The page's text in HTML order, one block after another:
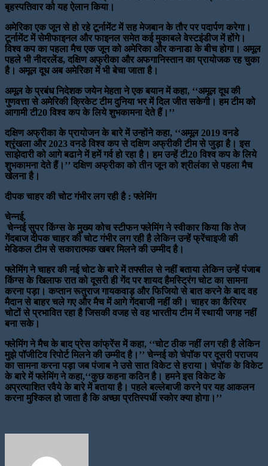
बृहस्पतिवार को यह ऐलान किया।
अमेरिका एक जून से हो रहे टूर्नामेंट में सह मेजबान के तौर पर पदार्पण करेगा।
टूर्नामेंट में सेमीफाइनल और फाइनल समेत कई मुकाबले वेस्टइंडीज में होंगे।
विश्व कप का पहला मैच एक जून को अमेरिका और कनाडा के बीच होगा। अमूल
पहले भी नीदरलेंड, दक्षिण अफ्रीका और अफगानिस्तान का प्रायोजक रह चुका
है। अमूल दूध अब अमेरिका में भी बेचा जाता है।
अमूल के प्रबंध निदेशक जयेन मेहता ने एक बयान में कहा, ‘‘अमूल दूध की
गुणवत्ता से अमेरिकी क्रिकेट टीम दुनिया भर में दिल जीत सकेगी। हम टीम को
आगामी टी20 विश्व कप के लिये शुभकामना देते हैं।’’
दक्षिण अफ्रीका के प्रायोजन के बारे में उन्होंने कहा, ‘‘अमूल 2019 वनडे
श्रृंखला और 2023 वनडे विश्व कप से दक्षिण अफ्रीकी टीम से जुड़ा है। इस
साझेदारी को आगे बढाने में हमें गर्व हो रहा है। हम उन्हें टी20 विश्व कप के लिये
शुभकामना देते हैं।’’ दक्षिण अफ्रीका को तीन जून को श्रीलंका से पहला मैच
खेलना है।
दीपक चाहर की चोट गंभीर लग रही है : फ्लेमिंग
चेन्नई,
चेन्नई सुपर किंग्स के मुख्य कोच स्टीफन फ्लेमिंग ने स्वीकार किया कि तेज
गेंदबाज दीपक चाहर की चोट गंभीर लग रही है लेकिन उन्हें फ्रेंचाइजी की
मेडिकल टीम से सकारात्मक खबर मिलने की उम्मीद है।
फ्लेमिंग ने चाहर की नई चोट के बारे में तफ्सील से नहीं बताया लेकिन उन्हें पंजाब
किंग्स के खिलाफ रात को दूसरी ही गेंद पर शायद हैमस्ट्रिंग चोट का सामना
करना पड़ा। कप्तान रूतुराज गायकवाड़ और फिजियो से बात करने के बाद वह
मैदान से बाहर चले गए और मैच में आगे गेंदबाजी नहीं की। चाहर का कैरियर
चोटों से प्रभावित रहा है जिसकी वजह से वह भारतीय टीम में स्थायी जगह नहीं
बना सके।
फ्लेमिंग ने मैच के बाद प्रेस कांफ्रेंस में कहा, ‘‘चोट ठीक नहीं लग रही है लेकिन
मुझे पॉजीटिव रिपोर्ट मिलने की उम्मीद है।’’ चेन्नई को चेपॉक पर दूसरी पराजय
का सामना करना पड़ा जब पंजाब ने उसे सात विकेट से हराया। चेपॉक के विकेट
के बारे में फ्लेमिंग ने कहा,‘‘कुछ कहना कठिन है। हमने इस विकेट के
अप्रत्याशित रवैये के बारे में बताया है। पहले बल्लेबाजी करने पर यह आकलन
करना मुश्किल हो जाता है कि अच्छा प्रतिस्पर्धी स्कोर क्या होगा।’’